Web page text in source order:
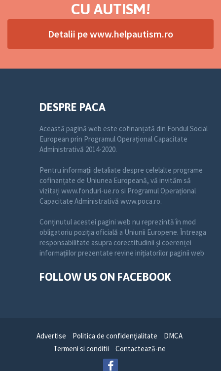
CU AUTISM!
Detalii pe www.helpautism.ro
DESPRE PACA
Această pagină web este cofinanțată din Fondul Social
European prin Programul Operațional Capacitate
Administrativă 2014-2020.
Pentru informații detaliate despre celelalte programe
cofinanțate de Uniunea Europeană, vă invităm să
vizitați www.fonduri-ue.ro si Programul Operațional
Capacitate Administrativă www.poca.ro.
Conținutul acestei pagini web nu reprezintă în mod
obligatoriu poziția oficială a Uniunii Europene. Întreaga
responsabilitate asupra corectitudinii și coerenței
informațiilor prezentate revine inițiatorilor paginii web
FOLLOW US ON FACEBOOK
Advertise Politica de confidenţialitate
DMCA
Termeni si conditii
Contactează-ne